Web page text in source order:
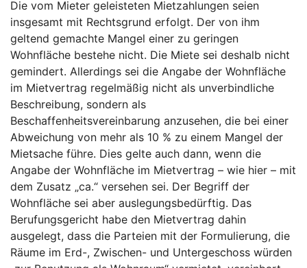
Die vom Mieter geleisteten Mietzahlungen seien
insgesamt mit Rechtsgrund erfolgt. Der von ihm
geltend gemachte Mangel einer zu geringen
Wohnfläche bestehe nicht. Die Miete sei deshalb nicht
gemindert. Allerdings sei die Angabe der Wohnfläche
im Mietvertrag regelmäßig nicht als unverbindliche
Beschreibung, sondern als
Beschaffenheitsvereinbarung anzusehen, die bei einer
Abweichung von mehr als 10 % zu einem Mangel der
Mietsache führe. Dies gelte auch dann, wenn die
Angabe der Wohnfläche im Mietvertrag – wie hier – mit
dem Zusatz „ca.“ versehen sei. Der Begriff der
Wohnfläche sei aber auslegungsbedürftig. Das
Berufungsgericht habe den Mietvertrag dahin
ausgelegt, dass die Parteien mit der Formulierung, die
Räume im Erd-, Zwischen- und Untergeschoss würden